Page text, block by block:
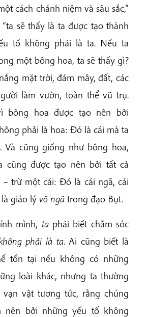
cách chánh niệm và sâu sắc,”
sẽ thấy là ta được tạo thành
tố không phải là ta. Nếu ta
một bông hoa, ta sẽ thấy gì?
mặt trời, đám mây, đất, các
làm vườn, toàn thể vũ trụ.
bông hoa được tạo nên bởi
phải là hoa: Đó là cái mà ta
Và cũng giống như bông hoa,
cũng được tạo nên bởi tất cả
– trừ một cái: Đó là cái ngã, cái
giáo lý vô ngã trong đạo Bụt.
mình, taphải biết chăm sóc
phải là ta. Ai cũng biết là
tồn tại nếu không có những
loài khác, nhưng ta thường
vật tương tức, rằng chúng
nên bởi những yếu tố không